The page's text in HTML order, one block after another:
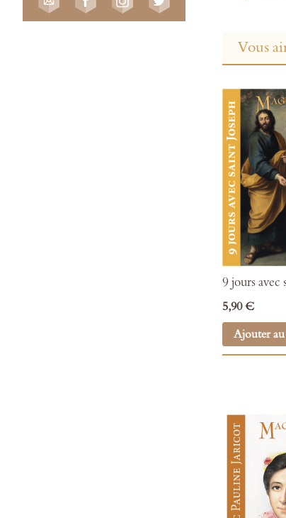
Vous
9 jours avec
5,90 €
Ajouter au